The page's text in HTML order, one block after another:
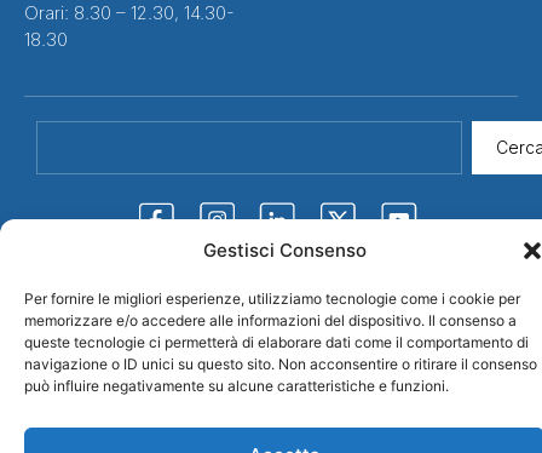
Gestisci Consenso
Per fornire le migliori esperienze, utilizziamo tecnologie come i cookie per
memorizzare e/o accedere alle informazioni del dispositivo. Il consenso a
queste tecnologie ci permetterà di elaborare dati come il comportamento di
navigazione o ID unici su questo sito. Non acconsentire o ritirare il consenso
può influire negativamente su alcune caratteristiche e funzioni.
Orari: 8.30 – 12.30, 14.30-
18.30
© 2026 CDLS
Confederazione
Democratica Lavoratori
Privacy Policy Credits